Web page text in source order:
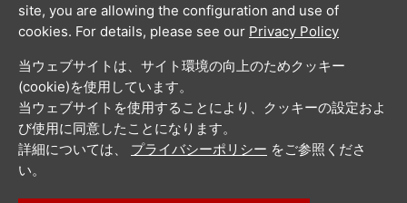
site, you are allowing the configuration and use of
cookies. For details, please see our Privacy Policy
当ウェブサイトは、サイト環境の向上のためクッキー
(cookie)を使用しています。
当ウェブサイトを使用することにより、クッキーの設定およ
び使用に同意したことになります。
詳細については、 プライバシーポリシー をご参照くださ
い。